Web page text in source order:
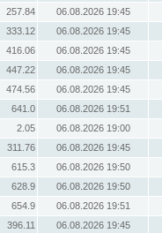
257.84
06.08.2026 19:45
333.12
06.08.2026 19:45
416.06
06.08.2026 19:45
447.22
06.08.2026 19:45
474.56
06.08.2026 19:45
641.0
06.08.2026 19:51
2.05
06.08.2026 19:00
311.76
06.08.2026 19:45
615.3
06.08.2026 19:50
628.9
06.08.2026 19:50
654.9
06.08.2026 19:51
396.11 06.08.2026 19:45